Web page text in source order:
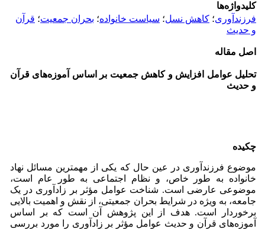
کلیدواژه‌ها
فرزندآوری؛ کاهش نسل؛ سیاست خانواده؛ بحران جمعیت؛ قرآن
و حدیث
اصل مقاله
تحلیل عوامل افزایش و کاهش جمعیت بر اساس آموزه‌های قرآن
و حدیث
چکیده
موضوع فرزندآوری در عین حال که یکی از مهمترین مسائل نهاد
خانواده به طور خاص، و نظام اجتماعی به طور عام است،
موضوعی عارضی است. شناخت عوامل مؤثر بر زادآوری در یک
جامعه، به ویژه در شرایط بحران جمعیتی، از نقش و اهمیت بالایی
برخوردار است. هدف از این پژوهش آن است که بر اساس
آموزه‌های قرآن و حدیث عوامل مؤثر بر زادآوری را مورد بررسی